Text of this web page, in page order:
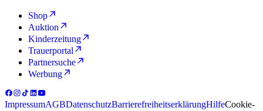
Shop
Auktion
Kinderzeitung
Trauerportal
Partnersuche
Werbung
ImpressumAGBDatenschutzBarrierefreiheitserklärungHilfeCookie-